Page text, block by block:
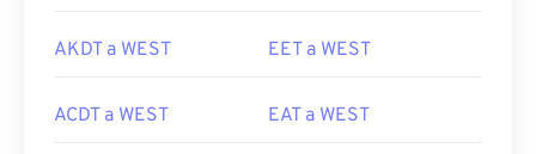
AKDT a WEST EET a WEST
ACDT a WEST EAT a WEST